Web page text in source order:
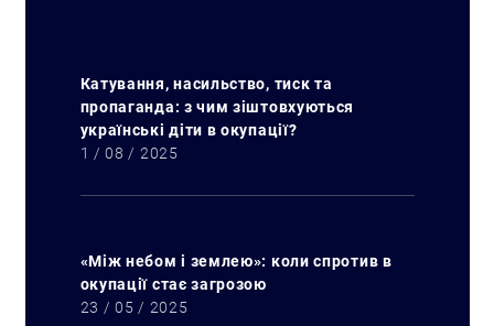
Катування, насильство, тиск та
пропаганда: з чим зіштовхуються
українські діти в окупації?
1 / 08 / 2025
«Між небом і землею»: коли спротив в
окупації стає загрозою
23 / 05 / 2025